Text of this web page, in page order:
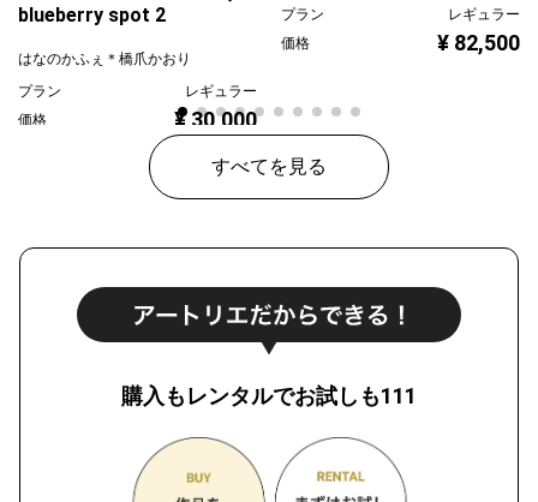
blueberry spot 2
はなのかふぇ＊橋爪かおり
プラン
レギュラー
価格
¥ 30,000
プラン
レギュラー
価格
¥ 82,500
すべてを見る
購入もレンタルでお試しも111